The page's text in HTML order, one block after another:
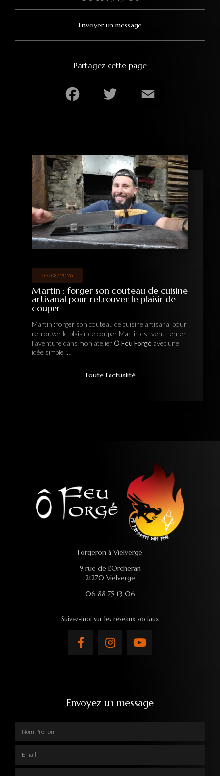
Envoyer un message
Partagez cette page
03/08/2026
Martin : forger son couteau de cuisine
artisanal pour retrouver le plaisir de
couper
Martin : forger son couteau de cuisine artisanal pour
retrouver le plaisir de couper Martin est venu tenter
l’aventure dans mon atelierÔ Feu Forgé avec une
idée simple :…
Toute l'actualité
Forgeron à Vielverge
9 rue de L'Orcheran
21270 Vielverge
06 88 75 13 06
Suivez-moi sur les réseaux sociaux
Envoyez un message